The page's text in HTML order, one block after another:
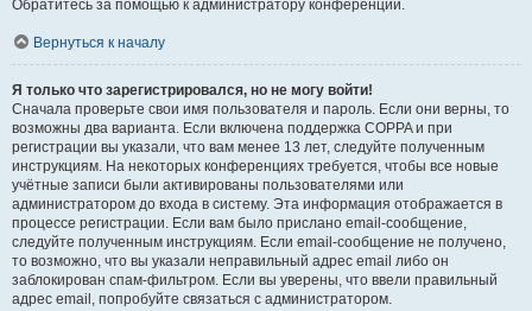
Обратитесь за помощью к администратору конференции.
Вернуться к началу
Я только что зарегистрировался, но не могу войти!
Сначала проверьте свои имя пользователя и пароль. Если они верны, то
возможны два варианта. Если включена поддержка COPPA и при
регистрации вы указали, что вам менее 13 лет, следуйте полученным
инструкциям. На некоторых конференциях требуется, чтобы все новые
учётные записи были активированы пользователями или
администратором до входа в систему. Эта информация отображается в
процессе регистрации. Если вам было прислано email-сообщение,
следуйте полученным инструкциям. Если email-сообщение не получено,
то возможно, что вы указали неправильный адрес email либо он
заблокирован спам-фильтром. Если вы уверены, что ввели правильный
адрес email, попробуйте связаться с администратором.